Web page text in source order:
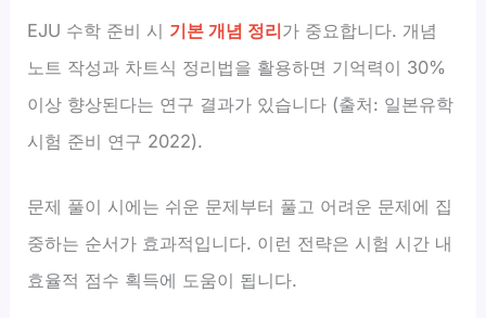
EJU 수학 준비 시 기본 개념 정리가 중요합니다. 개념
노트 작성과 차트식 정리법을 활용하면 기억력이 30%
이상 향상된다는 연구 결과가 있습니다 (출처: 일본유학
시험 준비 연구 2022).
문제 풀이 시에는 쉬운 문제부터 풀고 어려운 문제에 집
중하는 순서가 효과적입니다. 이런 전략은 시험 시간 내
효율적 점수 획득에 도움이 됩니다.